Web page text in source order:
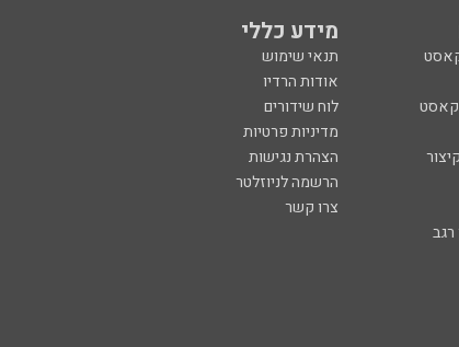
מידע כללי
תנאי שימוש
אודות הרדיו
לוח שידורים
מדיניות פרטיות
הצהרת נגישות
הרשמה לניוזלטר
צרו קשר